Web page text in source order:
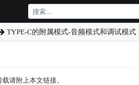
TYPE-C的附属模式-音频模式和调试模式
请附上本文链接。